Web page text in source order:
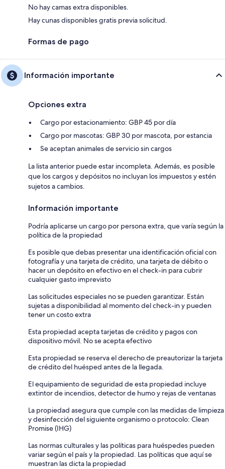
No hay camas extra disponibles.
Hay cunas disponibles gratis previa solicitud.
Formas de pago
Información importante
Opciones extra
Cargo por estacionamiento: GBP 45 por día
Cargo por mascotas: GBP 30 por mascota, por estancia
Se aceptan animales de servicio sin cargos
La lista anterior puede estar incompleta. Además, es posible
que los cargos y depósitos no incluyan los impuestos y estén
sujetos a cambios.
Información importante
Podría aplicarse un cargo por persona extra, que varía según la
política de la propiedad
Es posible que debas presentar una identificación oficial con
fotografía y una tarjeta de crédito, una tarjeta de débito o
hacer un depósito en efectivo en el check-in para cubrir
cualquier gasto imprevisto
Las solicitudes especiales no se pueden garantizar. Están
sujetas a disponibilidad al momento del check-in y pueden
tener un costo extra
Esta propiedad acepta tarjetas de crédito y pagos con
dispositivo móvil. No se acepta efectivo
Esta propiedad se reserva el derecho de preautorizar la tarjeta
de crédito del huésped antes de la llegada.
El equipamiento de seguridad de esta propiedad incluye
extintor de incendios, detector de humo y rejas de ventanas
La propiedad asegura que cumple con las medidas de limpieza
y desinfección del siguiente organismo o protocolo: Clean
Promise (IHG)
Las normas culturales y las políticas para huéspedes pueden
variar según el país y la propiedad. Las políticas que aquí se
muestran las dicta la propiedad